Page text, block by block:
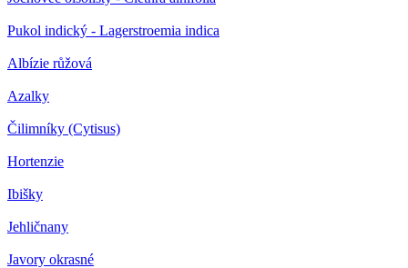
Pukol indický - Lagerstroemia indica
Albízie růžová
Azalky
Čilimníky (Cytisus)
Hortenzie
Ibišky
Jehličnany
Javory okrasné